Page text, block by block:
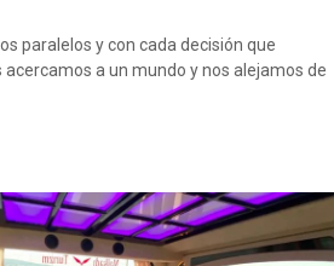
paralelos y con cada decisión que
a un mundo y nos alejamos de